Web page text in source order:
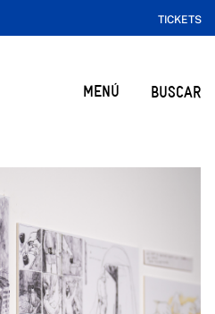
TICKETS
MENÚ BUSCAR